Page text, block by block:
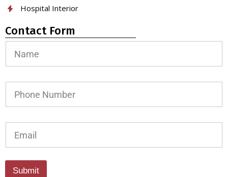
Hospital Interior
Contact Form
m
*
o
e
b
a
Submit